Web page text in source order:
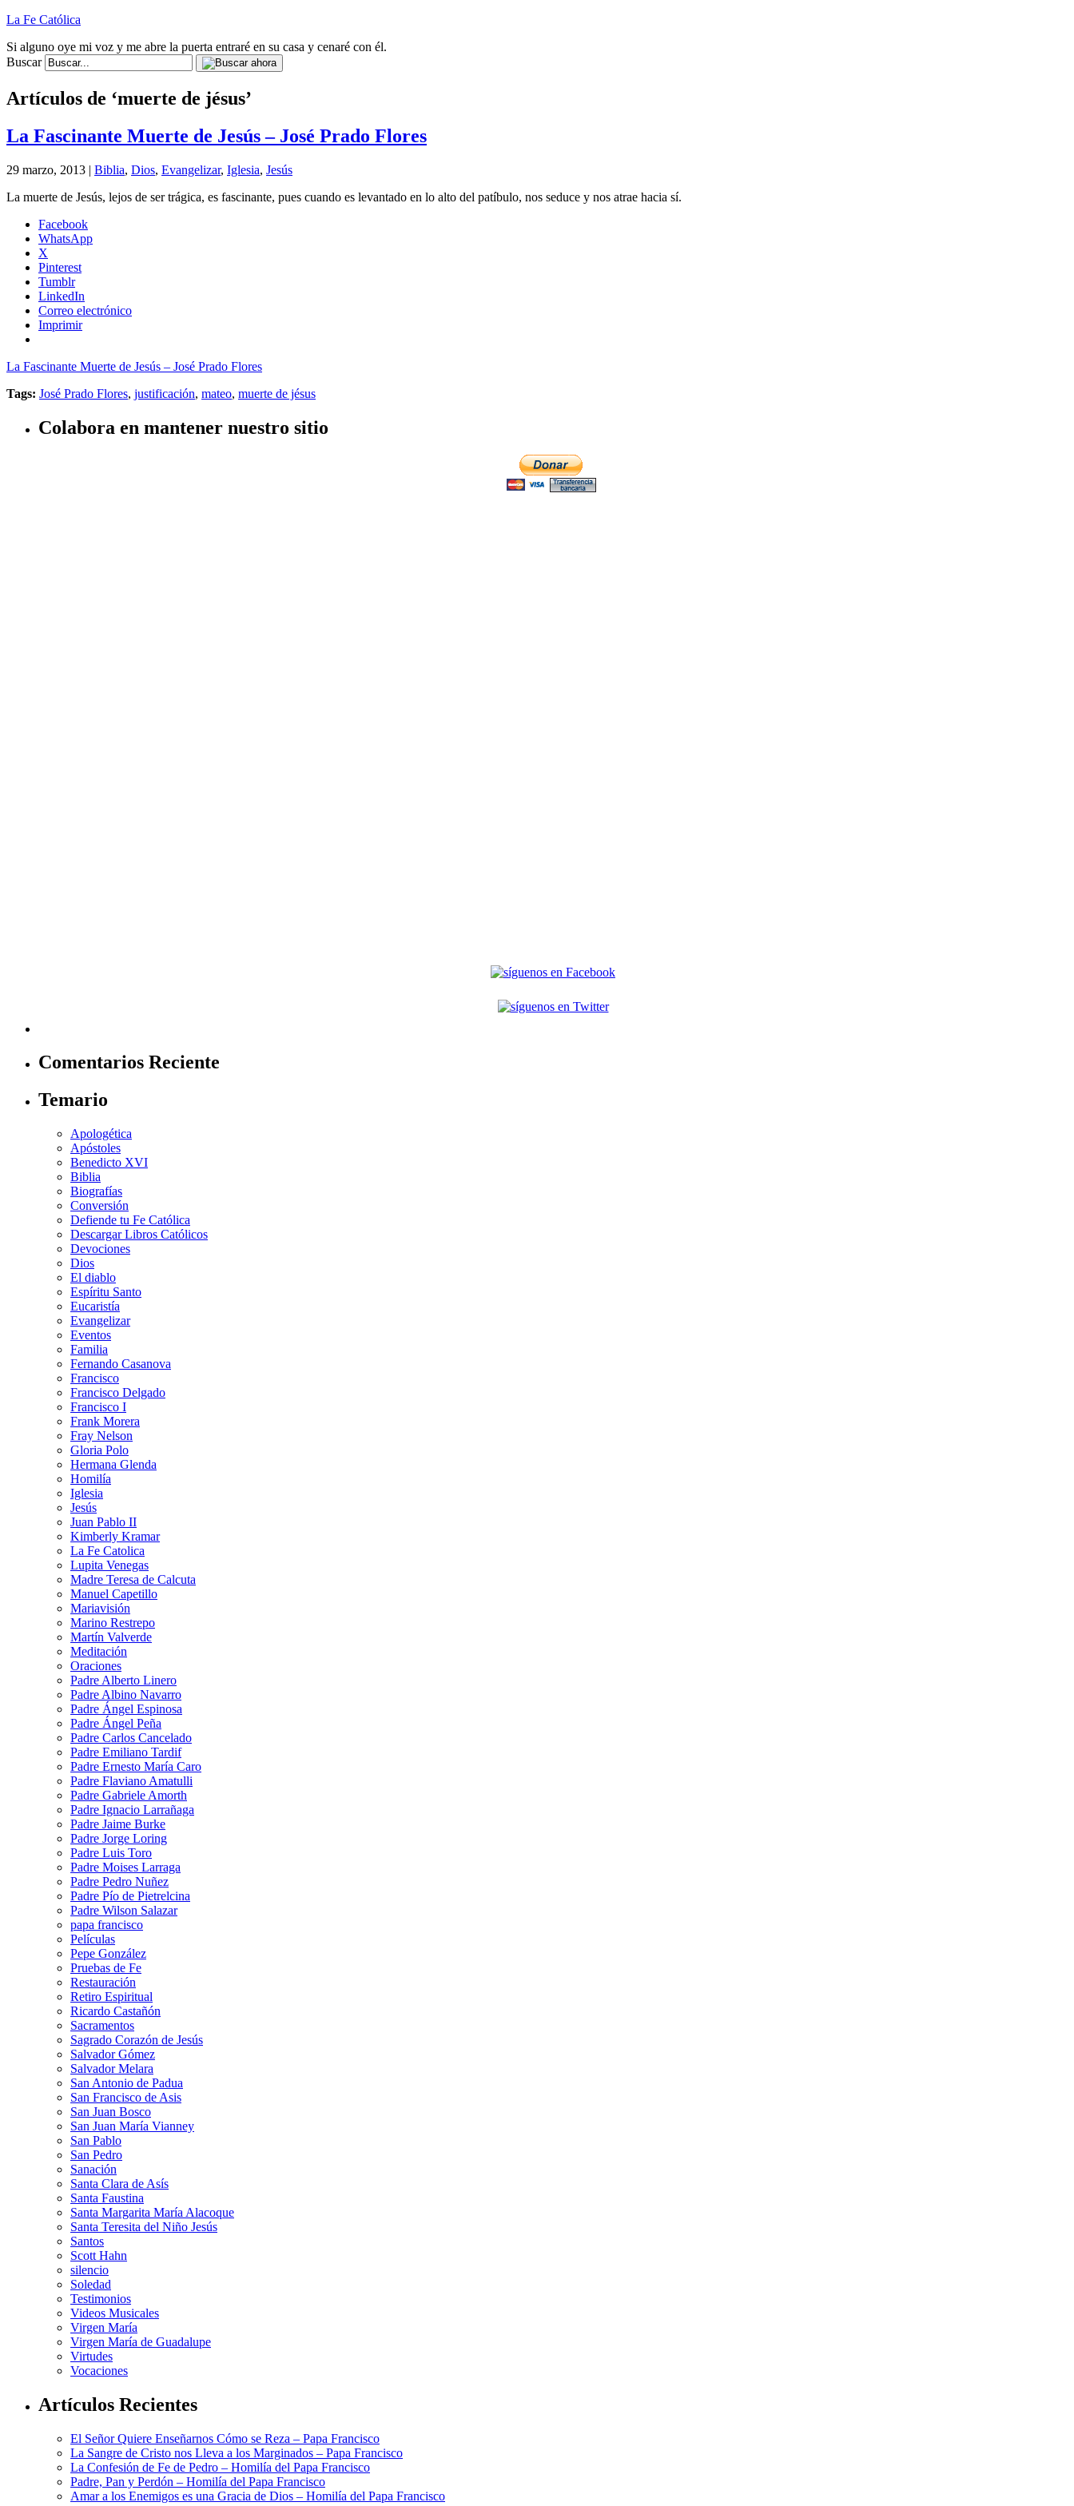
La Fe Católica
Si alguno oye mi voz y me abre la puerta entraré en su casa y cenaré con él.
Buscar
Artículos de ‘muerte de jésus’
La Fascinante Muerte de Jesús – José Prado Flores
29 marzo, 2013 | Biblia, Dios, Evangelizar, Iglesia, Jesús
La muerte de Jesús, lejos de ser trágica, es fascinante, pues cuando es levantado en lo alto del patíbulo, nos seduce y nos atrae hacia sí.
Facebook
WhatsApp
X
Pinterest
Tumblr
LinkedIn
Correo electrónico
Imprimir
La Fascinante Muerte de Jesús – José Prado Flores
Tags: José Prado Flores, justificación, mateo, muerte de jésus
Colabora en mantener nuestro sitio
Comentarios Reciente
Temario
Apologética
Apóstoles
Benedicto XVI
Biblia
Biografías
Conversión
Defiende tu Fe Católica
Descargar Libros Católicos
Devociones
Dios
El diablo
Espíritu Santo
Eucaristía
Evangelizar
Eventos
Familia
Fernando Casanova
Francisco
Francisco Delgado
Francisco I
Frank Morera
Fray Nelson
Gloria Polo
Hermana Glenda
Homilía
Iglesia
Jesús
Juan Pablo II
Kimberly Kramar
La Fe Catolica
Lupita Venegas
Madre Teresa de Calcuta
Manuel Capetillo
Mariavisión
Marino Restrepo
Martín Valverde
Meditación
Oraciones
Padre Alberto Linero
Padre Albino Navarro
Padre Ángel Espinosa
Padre Ángel Peña
Padre Carlos Cancelado
Padre Emiliano Tardif
Padre Ernesto María Caro
Padre Flaviano Amatulli
Padre Gabriele Amorth
Padre Ignacio Larrañaga
Padre Jaime Burke
Padre Jorge Loring
Padre Luis Toro
Padre Moises Larraga
Padre Pedro Nuñez
Padre Pío de Pietrelcina
Padre Wilson Salazar
papa francisco
Películas
Pepe González
Pruebas de Fe
Restauración
Retiro Espiritual
Ricardo Castañón
Sacramentos
Sagrado Corazón de Jesús
Salvador Gómez
Salvador Melara
San Antonio de Padua
San Francisco de Asis
San Juan Bosco
San Juan María Vianney
San Pablo
San Pedro
Sanación
Santa Clara de Asís
Santa Faustina
Santa Margarita María Alacoque
Santa Teresita del Niño Jesús
Santos
Scott Hahn
silencio
Soledad
Testimonios
Videos Musicales
Virgen María
Virgen María de Guadalupe
Virtudes
Vocaciones
Artículos Recientes
El Señor Quiere Enseñarnos Cómo se Reza – Papa Francisco
La Sangre de Cristo nos Lleva a los Marginados – Papa Francisco
La Confesión de Fe de Pedro – Homilía del Papa Francisco
Padre, Pan y Perdón – Homilía del Papa Francisco
Amar a los Enemigos es una Gracia de Dios – Homilía del Papa Francisco